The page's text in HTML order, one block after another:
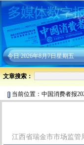
今日2026年8月7日星期五
文章搜索：
当前位置： 中国消费者报
江西省瑞金市市场监管